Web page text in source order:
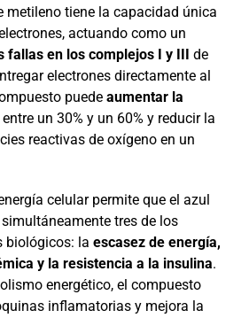
metileno tiene la capacidad única
actuando como un
fallas en los complejos I y III de
electrones directamente al
puede aumentar la
un 30% y un 60% y reducir la
reactivas de oxígeno en un
celular permite que el azul
tres de los
biológicos: la escasez de energía,
y la resistencia a la insulina.
energético, el compuesto
inflamatorias y mejora la